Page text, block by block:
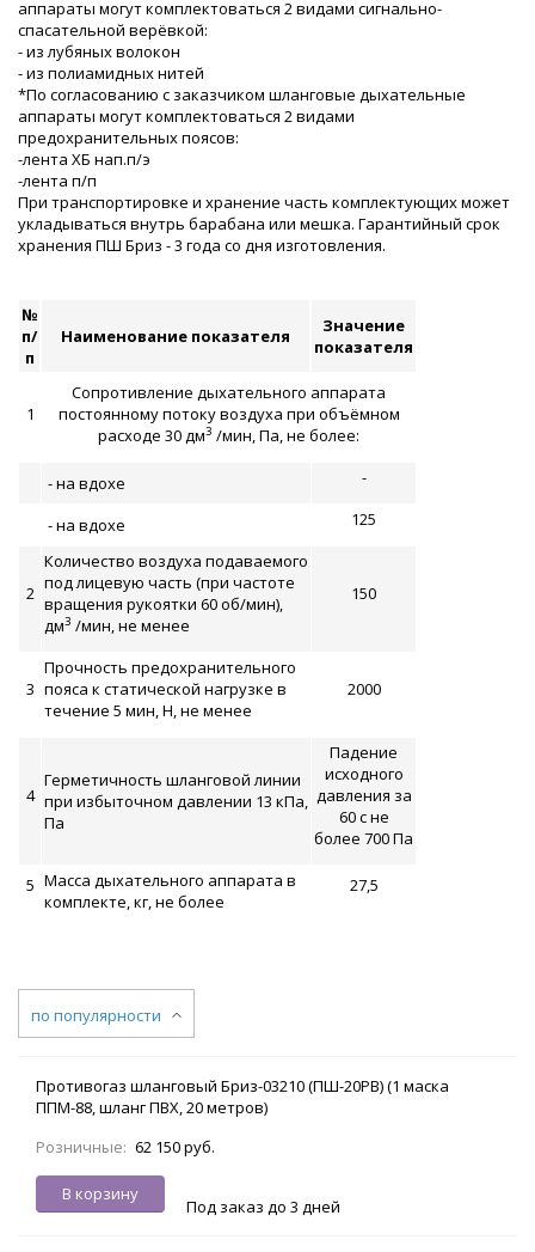
аппараты могут комплектоваться 2 видами сигнально-
спасательной верёвкой:
- из лубяных волокон
- из полиамидных нитей
*По согласованию с заказчиком шланговые дыхательные
аппараты могут комплектоваться 2 видами
предохранительных поясов:
-лента ХБ нап.п/э
-лента п/п
При транспортировке и хранение часть комплектующих может
укладываться внутрь барабана или мешка. Гарантийный срок
хранения ПШ Бриз - 3 года со дня изготовления.
№
п/
п
Наименование показателя
Значение
показателя
1
Сопротивление дыхательного аппарата
постоянному потоку воздуха при объёмном
расходе 30 дм3 /мин, Па, не более:
- на вдохе -
- на вдохе 125
2
Количество воздуха подаваемого
под лицевую часть (при частоте
вращения рукоятки 60 об/мин),
дм3 /мин, не менее
150
3
Прочность предохранительного
пояса к статической нагрузке в
течение 5 мин, Н, не менее
2000
4
Герметичность шланговой линии
при избыточном давлении 13 кПа,
Па
Падение
исходного
давления за
60 с не
более 700 Па
5 Масса дыхательного аппарата в
комплекте, кг, не более
27,5
по популярности
Противогаз шланговый Бриз-03210 (ПШ-20РВ) (1 маска
ППМ-88, шланг ПВХ, 20 метров)
Розничные: 62 150 руб.
В корзину
Под заказ до 3 дней